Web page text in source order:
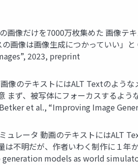
像だけを7000万枚集めた 画像テ
画像は画像生成につかっていい」
2023, preprint
像のテキストにはALT Textのよう
まず、被写体にフォーカスするよ
et al., “Improving Image
レータ 動画のテキストにはALT
不明だが、作者いわく制作に１
models as world